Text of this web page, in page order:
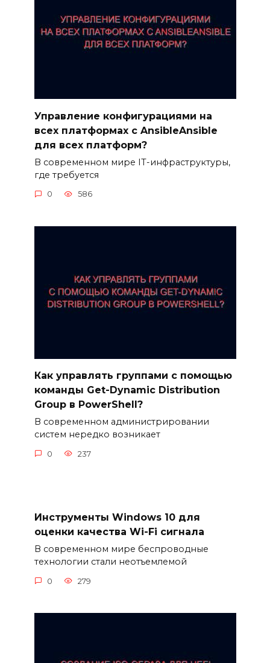
Управление конфигурациями на
всех платформах с AnsibleAnsible
для всех платформ?
В современном мире IT-инфраструктуры,
где требуется
0 586
Как управлять группами с помощью
команды Get-Dynamic Distribution
Group в PowerShell?
В современном администрировании
систем нередко возникает
0 237
Инструменты Windows 10 для
оценки качества Wi-Fi сигнала
В современном мире беспроводные
технологии стали неотъемлемой
0 279